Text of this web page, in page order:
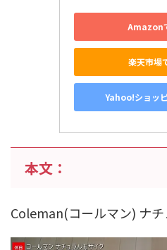
Amazon
楽天市場
Yahoo!ショッ
本文：
Coleman(コールマン) ナ